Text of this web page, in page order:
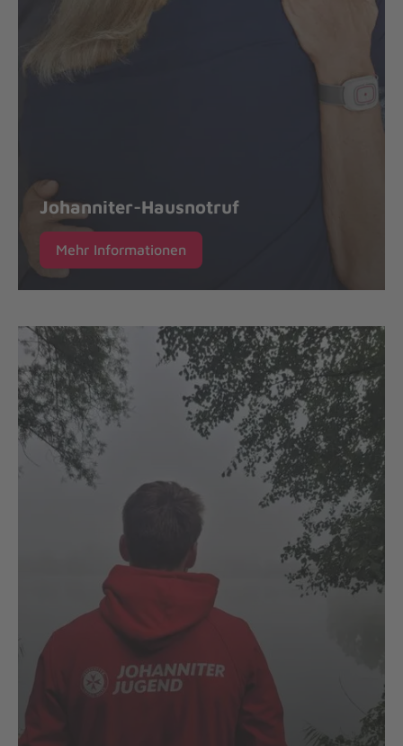
Johanniter-Hausnotruf
Mehr Informationen